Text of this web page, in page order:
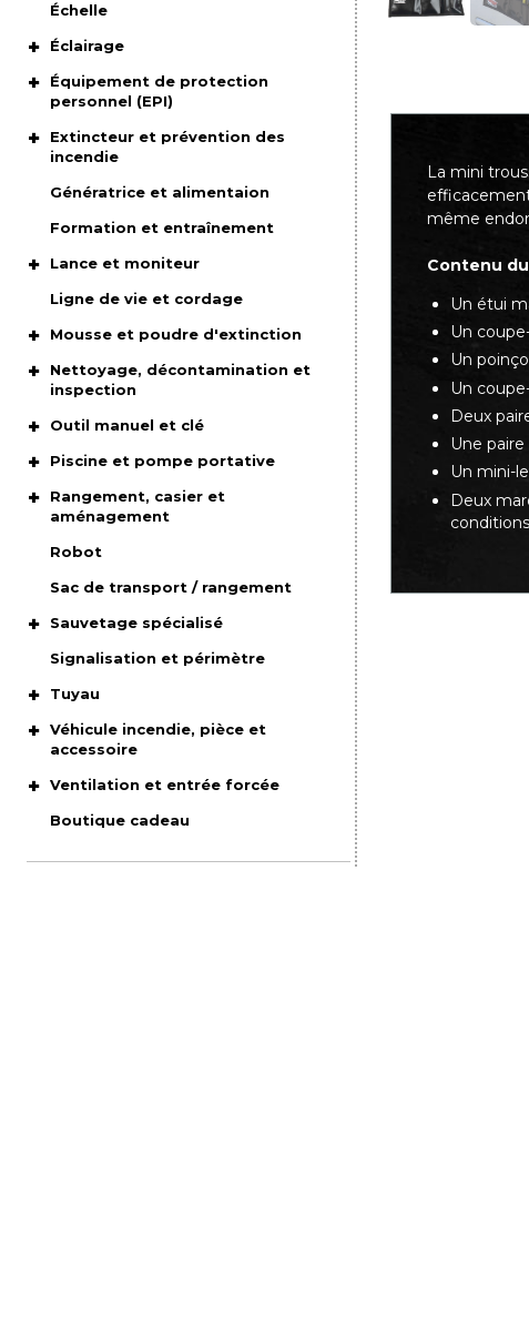
Échelle
Éclairage
Équipement de protection
personnel (EPI)
Extincteur et prévention des
incendie
Génératrice et alimentaion
Formation et entraînement
Lance et moniteur
Ligne de vie et cordage
Mousse et poudre d'extinction
Nettoyage, décontamination et
inspection
Outil manuel et clé
Piscine et pompe portative
Rangement, casier et
aménagement
Robot
Sac de transport / rangement
Sauvetage spécialisé
Signalisation et périmètre
Tuyau
Véhicule incendie, pièce et
accessoire
Ventilation et entrée forcée
Boutique cadeau
La mini
même
Contenu
Un étui
Un
Un
Un
Deux
Une
Un mini-
Deux